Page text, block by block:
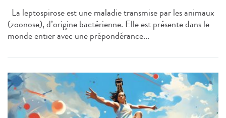
La leptospirose est une maladie transmise par les animaux
(zoonose), d’origine bactérienne. Elle est présente dans le
monde entier avec une prépondérance...